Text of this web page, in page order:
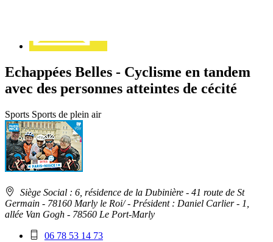
Echappées Belles - Cyclisme en tandem
avec des personnes atteintes de cécité
Sports Sports de plein air
Adresse
:
Siège Social : 6, résidence de la Dubinière - 41 route de St
Germain - 78160 Marly le Roi/- Président : Daniel Carlier - 1,
allée Van Gogh - 78560 Le Port-Marly
Téléphone
06 78 53 14 73